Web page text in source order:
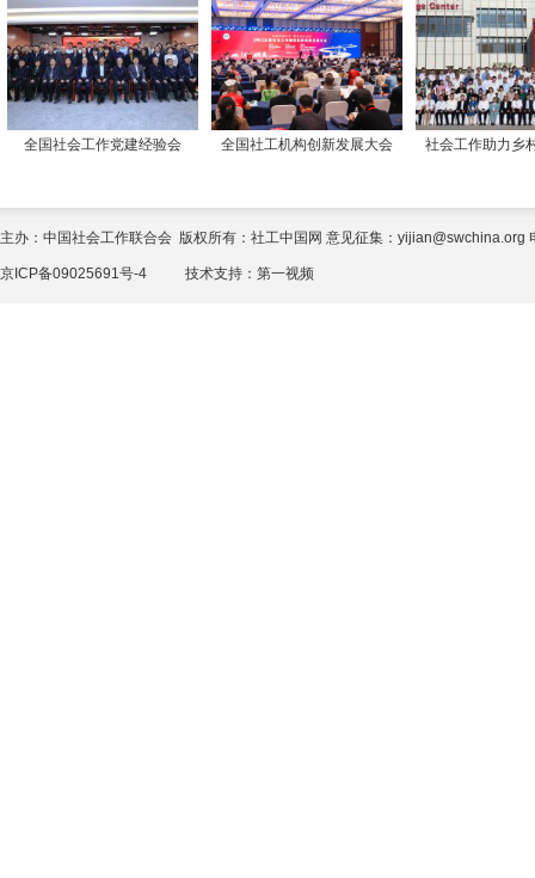
全国社会工作党建经验会 全国社工机构创新发展大会 社会工作助力乡
主办：中国社会工作联合会 版权所有：社工中国网 意见征集：yijian@swchina.org
京ICP备09025691号-4 技术支持： 第一视频